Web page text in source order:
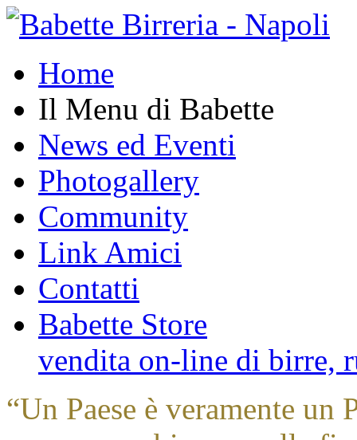
Home
Il Menu di Babette
News ed Eventi
Photogallery
Community
Link Amici
Contatti
Babette Store
vendita on-line di birre,
“Un Paese è veramente un